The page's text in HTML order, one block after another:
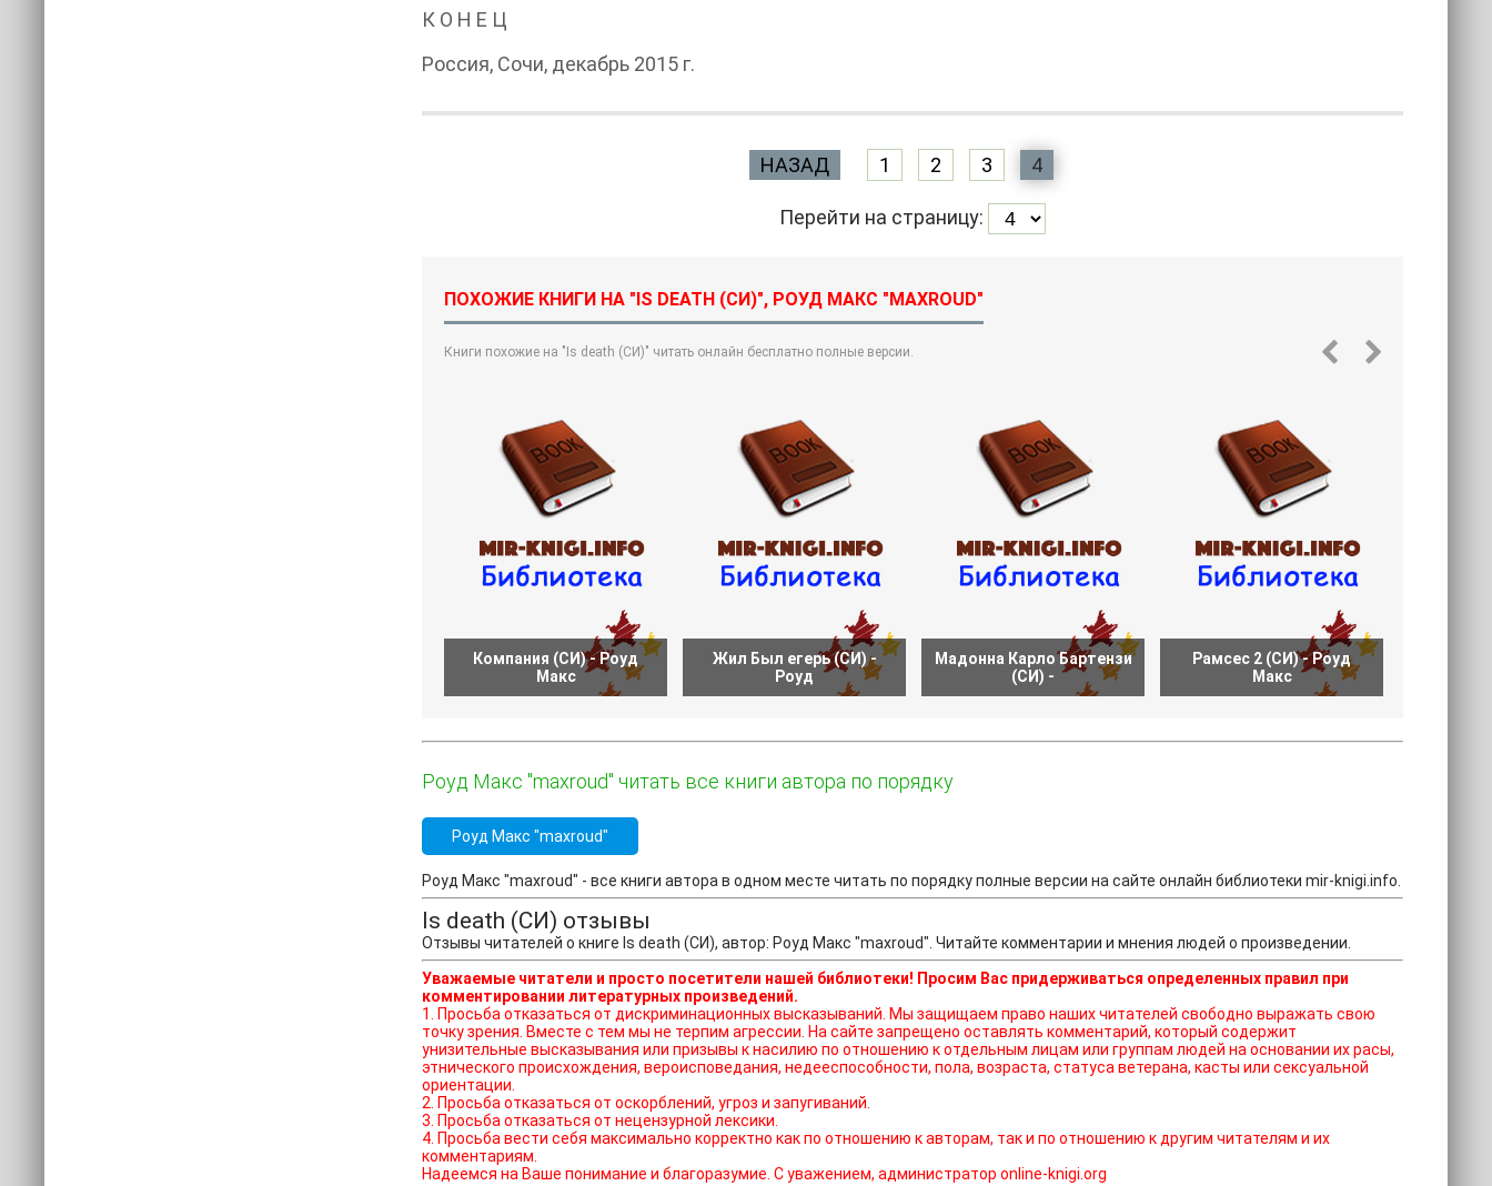
К О Н Е Ц
Россия, Сочи, декабрь 2015 г.
НАЗАД 1 2 3 4
Перейти на страницу:
ПОХОЖИЕ КНИГИ НА "IS DEATH (СИ)", РОУД МАКС "MAXROUD"
Книги похожие на "Is death (СИ)" читать онлайн бесплатно полные версии.
Компания (СИ) - Роуд
Макс
Жил Был егерь (СИ) -
Роуд
Мадонна Карло Бартензи
(СИ) -
Рамсес 2 (СИ) - Роуд
Макс
Роуд Макс "maxroud" читать все книги автора по порядку
Роуд Макс "maxroud"
Роуд Макс "maxroud" - все книги автора в одном месте читать по порядку полные версии на сайте онлайн библиотеки mir-knigi.info.
Is death (СИ) отзывы
Отзывы читателей о книге Is death (СИ), автор: Роуд Макс "maxroud". Читайте комментарии и мнения людей о произведении.
Уважаемые читатели и просто посетители нашей библиотеки! Просим Вас придерживаться определенных правил при
комментировании литературных произведений.
1. Просьба отказаться от дискриминационных высказываний. Мы защищаем право наших читателей свободно выражать свою
точку зрения. Вместе с тем мы не терпим агрессии. На сайте запрещено оставлять комментарий, который содержит
унизительные высказывания или призывы к насилию по отношению к отдельным лицам или группам людей на основании их расы,
этнического происхождения, вероисповедания, недееспособности, пола, возраста, статуса ветерана, касты или сексуальной
ориентации.
2. Просьба отказаться от оскорблений, угроз и запугиваний.
3. Просьба отказаться от нецензурной лексики.
4. Просьба вести себя максимально корректно как по отношению к авторам, так и по отношению к другим читателям и их
комментариям.
Надеемся на Ваше понимание и благоразумие. С уважением, администратор online-knigi.org